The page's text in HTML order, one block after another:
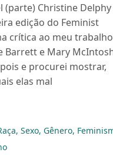
Christine Delphy
edição do Feminist
crítica ao meu trabalho
Barrett e Mary
e procurei mostrar,
elas mal
Sexo, Gênero,